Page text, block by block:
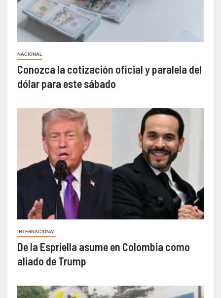
NACIONAL
Conozca la cotización oficial y paralela del
dólar para este sábado
INTERNACIONAL
De la Espriella asume en Colombia como
aliado de Trump